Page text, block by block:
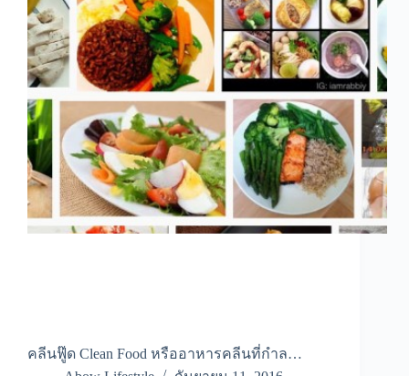
คลีนฟู๊ด Clean Food หรืออาหารคลีนที่กำล…